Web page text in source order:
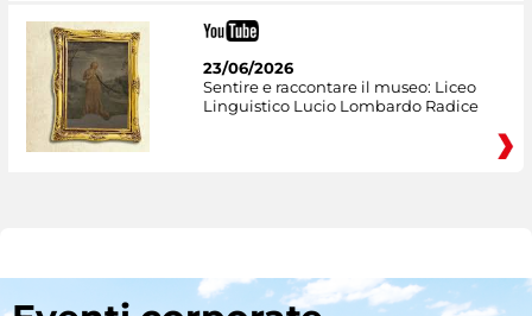
23/06/2026
Sentire e raccontare il museo: Liceo
Linguistico Lucio Lombardo Radice